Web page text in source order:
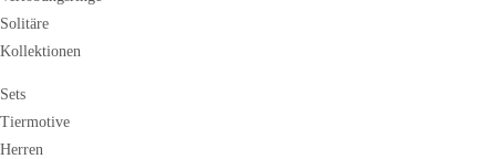
Solitäre
Kollektionen
Sets
Tiermotive
Herren